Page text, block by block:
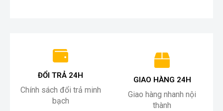
ĐỔI TRẢ 24H
Chính sách đổi trả minh
bạch
GIAO HÀNG 24H
Giao hàng nhanh nội
thành